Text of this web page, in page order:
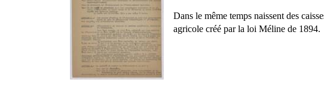
Dans le même temps naissent des
agricole créé par la loi Méline de 1894.